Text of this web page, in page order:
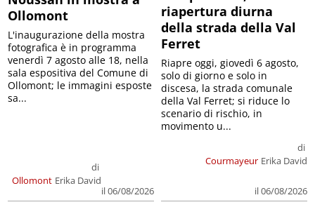
Ollomont
Ollomont
di
Erika David
il 06/08/2026
L'inaugurazione della mostra
fotografica è in programma
venerdì 7 agosto alle 18, nella
sala espositiva del Comune di
Ollomont; le immagini esposte
sa...
riapertura diurna
della strada della Val
Ferret
Courmayeur
di
Erika David
il 06/08/2026
Riapre oggi, giovedì 6 agosto,
solo di giorno e solo in
discesa, la strada comunale
della Val Ferret; si riduce lo
scenario di rischio, in
movimento u...